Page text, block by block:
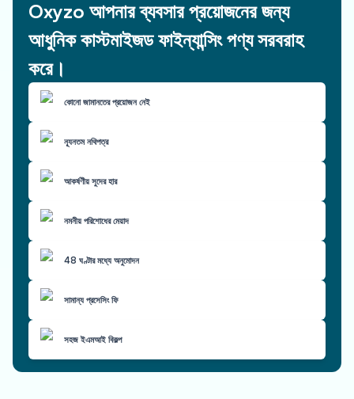
Oxyzo আপনার ব্যবসার প্রয়োজনের জন্য
আধুনিক কাস্টমাইজড ফাইন্যান্সিং পণ্য সরবরাহ
করে।
কোনো জামানতের প্রয়োজন নেই
ন্যূনতম নথিপত্র
আকর্ষণীয় সুদের হার
নমনীয় পরিশোধের মেয়াদ
48 ঘণ্টার মধ্যে অনুমোদন
সামান্য প্রসেসিং ফি
সহজ ইএমআই বিকল্প